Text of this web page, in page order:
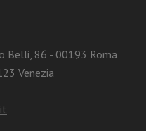
Belli, 86 - 00193 Roma
Venezia